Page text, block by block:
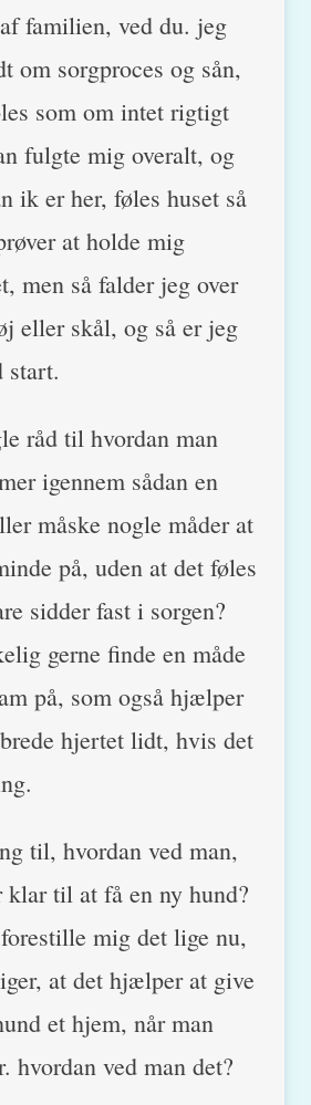
familien, ved du. jeg
om sorgproces og sån,
som om intet rigtigt
fulgte mig overalt, og
ik er her, føles huset så
at holde mig
men så falder jeg over
eller skål, og så er jeg
start.
råd til hvordan man
igennem sådan en
måske nogle måder at
på, uden at det føles
sidder fast i sorgen?
gerne finde en måde
på, som også hjælper
hjertet lidt, hvis det
til, hvordan ved man,
klar til at få en ny hund?
mig det lige nu,
at det hjælper at give
et hjem, når man
hvordan ved man det?